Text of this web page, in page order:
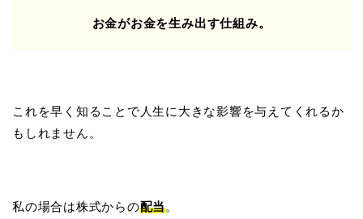
お金がお金を生み出す仕組み。
これを早く知ることで人生に大きな影響を与えてくれるか
もしれません。
私の場合は株式からの配当。